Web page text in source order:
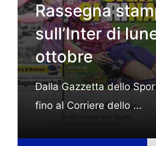
Rassegna
sull’Inter di
ottobre
Dalla Gazzetta dello
fino al Corriere dello ...